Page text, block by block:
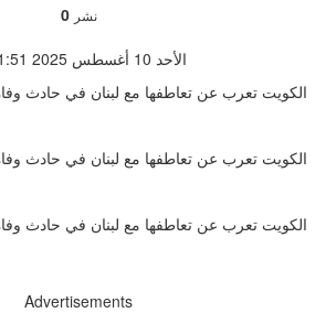
0 نشر
الأحد 10 أغسطس 2025 11:51 صباحاً
Advertisements